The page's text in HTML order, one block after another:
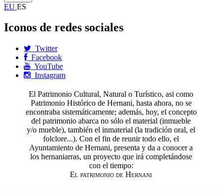
EU ES
Iconos de redes sociales
Twitter
Facebook
YouTube
Instagram
El Patrimonio Cultural, Natural o Turístico, asi como
Patrimonio Histórico de Hernani, hasta ahora, no se
encontraba sistemáticamente; además, hoy, el concepto
del patrimonio abarca no sólo el material (inmueble
y/o mueble), también el inmaterial (la tradición oral, el
folclore...). Con el fin de reunir todo ello, el
Ayuntamiento de Hernani, presenta y da a conocer a
los hernaniarras, un proyecto que irá completándose
con el tiempo:
El patrimonio de Hernani